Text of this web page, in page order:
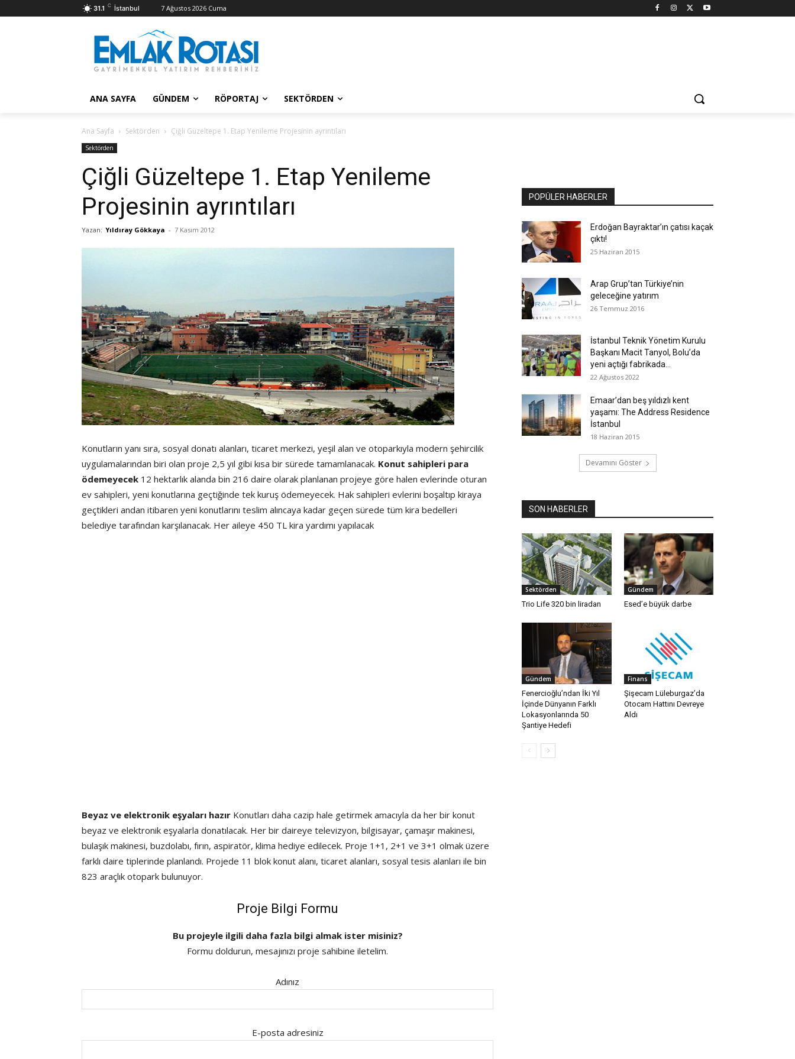
31.1 C İstanbul 7 Ağustos 2026 Cuma
ANA SAYFA GÜNDEM RÖPORTAJ SEKTÖRDEN
Ana Sayfa Sektörden Çiğli Güzeltepe 1. Etap Yenileme Projesinin ayrıntıları
Sektörden
Çiğli Güzeltepe 1. Etap Yenileme
Projesinin ayrıntıları
Yazan: Yıldıray Gökkaya - 7 Kasım 2012
Konutların yanı sıra, sosyal donatı alanları, ticaret merkezi, yeşil alan ve otoparkıyla modern şehircilik
uygulamalarından biri olan proje 2,5 yıl gibi kısa bir sürede tamamlanacak. Konut sahipleri para
ödemeyecek 12 hektarlık alanda bin 216 daire olarak planlanan projeye göre halen evlerinde oturan
ev sahipleri, yeni konutlarına geçtiğinde tek kuruş ödemeyecek. Hak sahipleri evlerini boşaltıp kiraya
geçtikleri andan itibaren yeni konutlarını teslim alıncaya kadar geçen sürede tüm kira bedelleri
belediye tarafından karşılanacak. Her aileye 450 TL kira yardımı yapılacak
Beyaz ve elektronik eşyaları hazır Konutları daha cazip hale getirmek amacıyla da her bir konut
beyaz ve elektronik eşyalarla donatılacak. Her bir daireye televizyon, bilgisayar, çamaşır makinesi,
bulaşık makinesi, buzdolabı, fırın, aspiratör, klima hediye edilecek. Proje 1+1, 2+1 ve 3+1 olmak üzere
farklı daire tiplerinde planlandı. Projede 11 blok konut alanı, ticaret alanları, sosyal tesis alanları ile bin
823 araçlık otopark bulunuyor.
Proje Bilgi Formu
Bu projeyle ilgili daha fazla bilgi almak ister misiniz?
Formu doldurun, mesajınızı proje sahibine iletelim.
Adınız
E-posta adresiniz
POPÜLER HABERLER
Erdoğan Bayraktar’ın çatısı kaçak
çıktı!
25 Haziran 2015
Arap Grup’tan Türkiye’nin
geleceğine yatırım
26 Temmuz 2016
İstanbul Teknik Yönetim Kurulu
Başkanı Macit Tanyol, Bolu’da
yeni açtığı fabrikada...
22 Ağustos 2022
Emaar’dan beş yıldızlı kent
yaşamı: The Address Residence
İstanbul
18 Haziran 2015
Devamını Göster
SON HABERLER
Sektörden
Trio Life 320 bin liradan
Gündem
Esed’e büyük darbe
Gündem
Fenercioğlu’ndan İki Yıl
İçinde Dünyanın Farklı
Lokasyonlarında 50
Şantiye Hedefi
Finans
Şişecam Lüleburgaz’da
Otocam Hattını Devreye
Aldı